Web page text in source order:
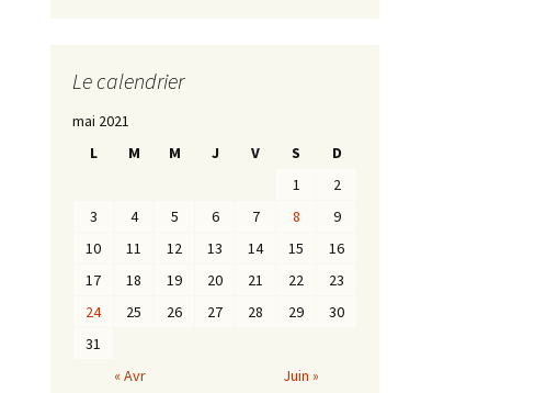
Le calendrier
mai 2021
L
M M J V S
D
1
2
3
4 5 6 7 8
9
10
11 12 13 14 15
16
17
18 19 20 21 22
23
24
25 26 27 28 29
30
31
« Avr
Juin »